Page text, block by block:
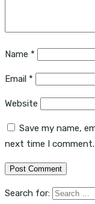
Name *
Email *
Website
Save my name,
next time I comment.
Search for: